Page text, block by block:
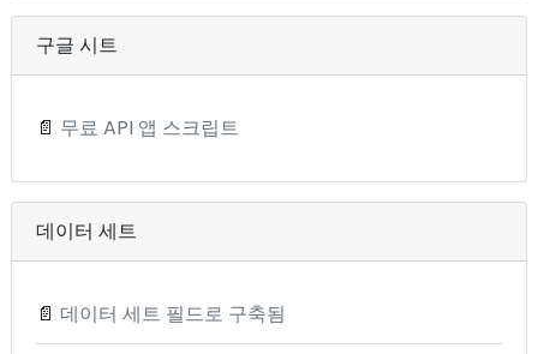
구글 시트
📄 무료 API 앱 스크립트
데이터 세트
📄 데이터 세트 필드로 구축됨